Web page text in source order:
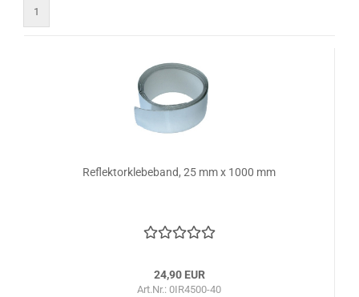
1
Reflektorklebeband, 25 mm x 1000 mm
24,90 EUR
Art.Nr.: 0IR4500-40